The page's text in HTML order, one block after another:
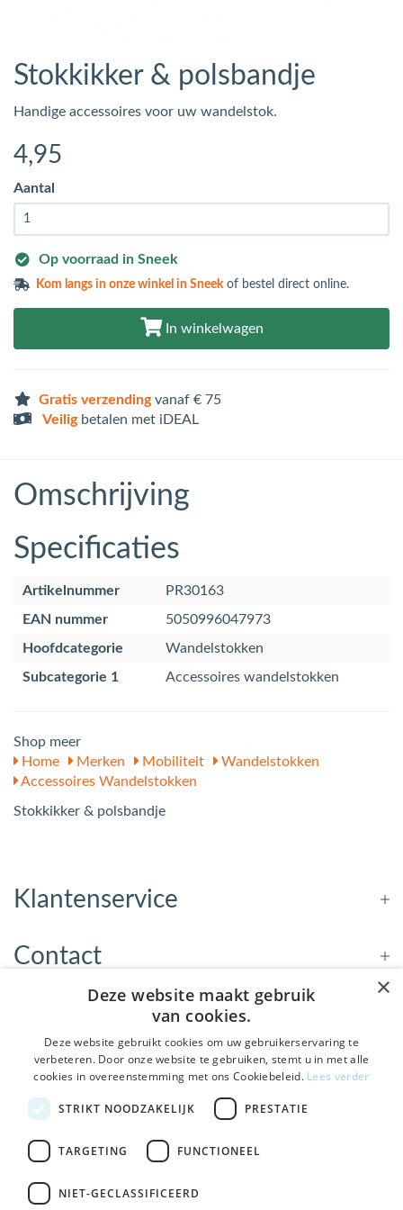
Stokkikker & polsbandje
Handige accessoires voor uw wandelstok.
4,95
Aantal
Op voorraad in Sneek
Kom langs inonze winkel in Sneekof bestel direct online.
In winkelwagen
Gratis verzendingvanaf € 75
Veiligbetalen met iDEAL
Omschrijving
Specificaties
Artikelnummer
PR30163
EAN nummer
5050996047973
Hoofdcategorie
Wandelstokken
Subcategorie 1
Accessoires wandelstokken
Shop meer
Home
Merken Mobiliteit
Wandelstokken
Accessoires Wandelstokken
Stokkikker & polsbandje
Klantenservice
Contact
Openingstijden
Nieuwsbrief
Bezoek de winkel in Sneek, Bolswarderbaan 3C
De Welzijnwinkel in je
inbox
Geen spam, geen verkooppraatjes — gewoon fijne
updates over hulpmiddelen die echt iets toevoegen.
×
Deze website maakt gebruik
van cookies.
Deze website gebruikt cookies om uw gebruikerservaring te
verbeteren. Door onze website te gebruiken, stemt u in met alle
cookies in overeenstemming met ons Cookiebeleid. Lees verder
STRIKT NOODZAKELIJK PRESTATIE
TARGETING FUNCTIONEEL
NIET-GECLASSIFICEERD